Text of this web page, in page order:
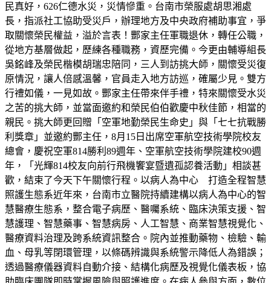
民真好，626仁德水災，災情慘重。台南市榮服處胡思湘處
長，指派社工協助受災戶，辦理地方及中央政府補助事宜，爭
取關懷榮民權益，溢於言表！酆家主任軍職退休，轉任公職，
從地方基層做起，歷練各種職務，資歷完備。今更由輔導組長
吳銘峰及榮民楷模胡瑞忠陪同，三人到訪挑大師，關懷受災復
原情況，讓人倍感溫馨，官員走入地方訪巡，確屬少見。雙方
行禮如儀，一見如故。酆家主任帶來伴手禮，特來關懷受水災
之苦的挑大師，並當面邀約和榮民伯伯歡慶中秋佳節，相當的
親民。挑大師更回贈「空軍地勤榮民生命史」與「七七抗戰勝
利獎章」並邀約酆主任，8月15日出席空軍航空技術學院校友
總會，慶祝空軍814勝利89週年、空軍航空技術學院建校90週
年，「光輝814校友向前行飛機饗宴暨遺孤認養活動」相談甚
歡，結束了今天下午關懷行程。以病人為中心 打造全程智慧
照護生態系近年來，台南市立醫院持續建構以病人為中心的智
慧醫療生態系，整合電子病歷、醫囑系統、臨床決策支援、智
慧護理、智慧藥事、智慧病房、人工智慧、商業智慧視覺化、
醫療資料治理及跨系統資訊整合。院內並推動藥物、檢驗、輸
血、母乳等閉環管理，以條碼辨識與系統警示降低人為錯誤；
透過醫療儀器資料自動介接、結構化病歷及視覺化儀表板，協